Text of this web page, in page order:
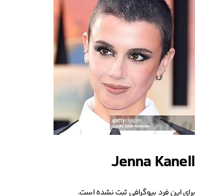
Jenna Kanell
برای این فرد بیوگرافی ثبت نشده است.